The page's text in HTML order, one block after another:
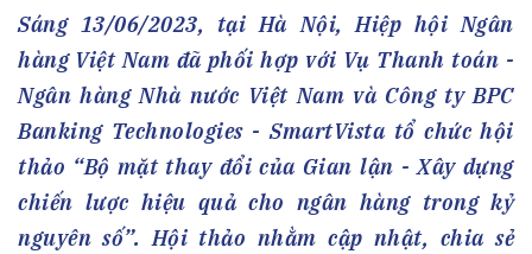
Sáng 13/06/2023, tại Hà Nội, Hiệp hội Ngân
hàng Việt Nam đã phối hợp với Vụ Thanh toán -
Ngân hàng Nhà nước Việt Nam và Công ty BPC
Banking Technologies - SmartVista tổ chức hội
thảo “Bộ mặt thay đổi của Gian lận - Xây dựng
chiến lược hiệu quả cho ngân hàng trong kỷ
nguyên số”. Hội thảo nhằm cập nhật, chia sẻ